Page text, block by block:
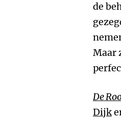
de
Maar
De
Dijk